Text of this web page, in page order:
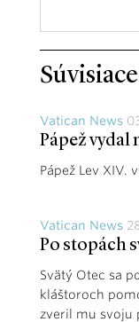
Vatican News
Pápež vydal
Pápež Lev XIV.
Vatican News
Po stopách
Svätý Otec sa
kláštoroch
zveril mu svoju